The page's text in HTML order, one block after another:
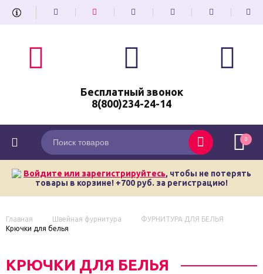
Бесплатный звонок
8(800)234-24-14
0
Войдите или зарегистрируйтесь, чтобы не потерять
товары в корзине! +700 руб. за регистрацию!
Главная Швейная фурнитура
ФУРНИТУРА ДЛЯ БЕЛЬЯ
Крючки для белья
КРЮЧКИ ДЛЯ БЕЛЬЯ